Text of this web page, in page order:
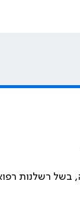
רשלנות